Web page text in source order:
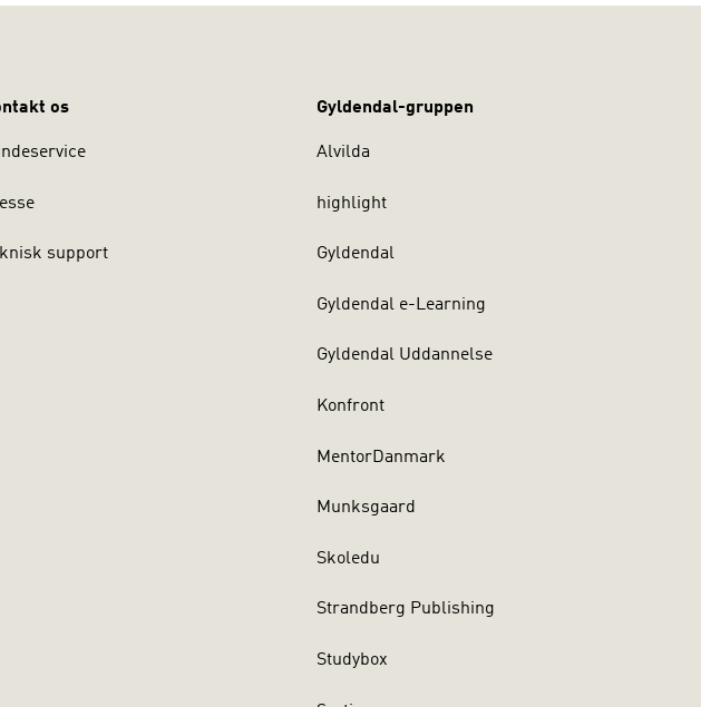
os
support
Gyldendal-gruppen
Alvilda
highlight
Gyldendal
Gyldendal e-Learning
Gyldendal Uddannelse
Konfront
MentorDanmark
Munksgaard
Skoledu
Strandberg Publishing
Studybox